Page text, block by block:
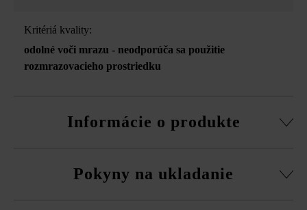
Kritériá kvality:
odolné voči mrazu - neodporúča sa použitie
rozmrazovacieho prostriedku
Informácie o produkte
kamene, súpravy rohových kociek a vrchná doska.
Pokyny na ukladanie